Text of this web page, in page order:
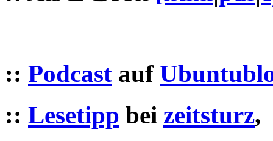
:: Podcast auf
:: Lesetipp bei zeitsturz,